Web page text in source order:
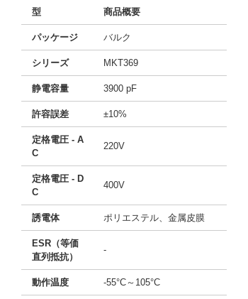
型 商品概要
パッケージ バルク
シリーズ MKT369
静電容量 3900 pF
許容誤差 ±10%
定格電圧 - A
C
220V
定格電圧 - D
C
400V
誘電体 ポリエステル、金属皮膜
ESR（等価
直列抵抗）
-
動作温度 -55°C～105°C